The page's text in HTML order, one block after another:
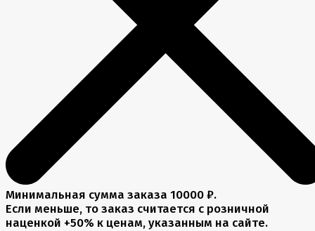
Минимальная сумма заказа 10000 ₽.
Если меньше, то заказ считается с розничной
наценкой +50% к ценам, указанным на сайте.